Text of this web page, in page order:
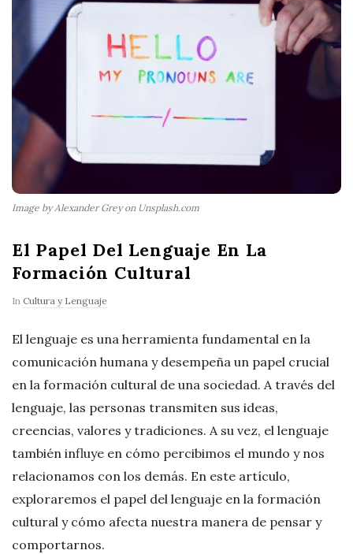
Image by Alexander Grey on Unsplash.com
El Papel Del Lenguaje En La
Formación Cultural
In Cultura y Lenguaje
El lenguaje es una herramienta fundamental en la
comunicación humana y desempeña un papel crucial
en la formación cultural de una sociedad. A través del
lenguaje, las personas transmiten sus ideas,
creencias, valores y tradiciones. A su vez, el lenguaje
también influye en cómo percibimos el mundo y nos
relacionamos con los demás. En este artículo,
exploraremos el papel del lenguaje en la formación
cultural y cómo afecta nuestra manera de pensar y
comportarnos.